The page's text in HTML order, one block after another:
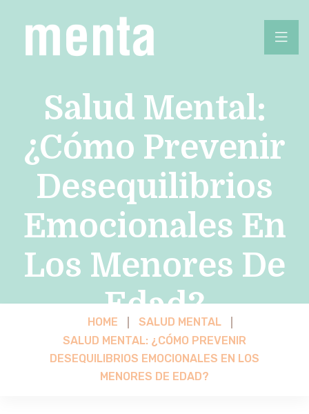
Salud Mental:
¿cómo Prevenir
Desequilibrios
Emocionales En
Los Menores De
Edad?
HOME
SALUD MENTAL
SALUD MENTAL: ¿CÓMO PREVENIR
DESEQUILIBRIOS EMOCIONALES EN LOS
MENORES DE EDAD?